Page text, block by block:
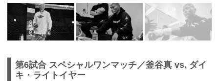
第6試合 スペシャルワンマッチ／釜谷真 vs. ダイ
キ・ライトイヤー